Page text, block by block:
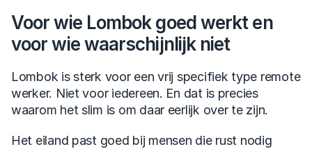
Voor wie Lombok goed werkt en
voor wie waarschijnlijk niet
Lombok is sterk voor een vrij specifiek type remote
werker. Niet voor iedereen. En dat is precies
waarom het slim is om daar eerlijk over te zijn.
Het eiland past goed bij mensen die rust nodig